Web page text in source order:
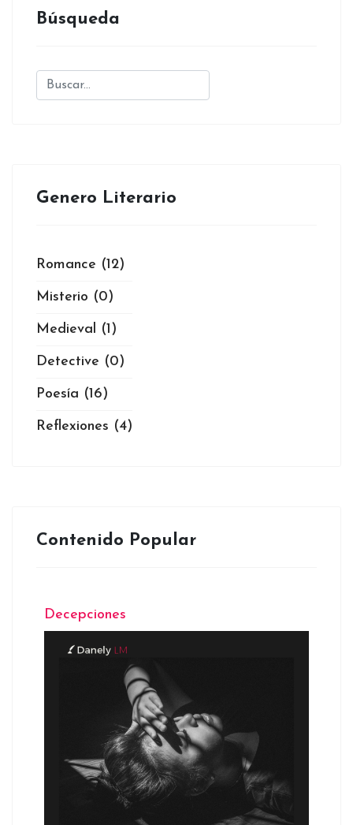
Búsqueda
Genero Literario
Romance (12)
Misterio (0)
Medieval (1)
Detective (0)
Poesía (16)
Reflexiones (4)
Contenido Popular
Decepciones